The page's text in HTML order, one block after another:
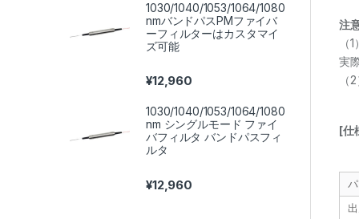
注
（
実
（
[仕
1030/1040/1053/1064/1080
nmバンドパスPMファイバ
ーフィルターはカスタマイ
ズ可能
¥12,960
1030/1040/1053/1064/1080
nm シングルモード ファイ
バフィルタ バンドパスフィ
ルタ
¥12,960